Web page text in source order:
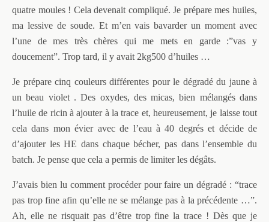
quatre moules ! Cela devenait compliqué. Je prépare mes huiles,
ma lessive de soude. Et m’en vais bavarder un moment avec
l’une de mes très chères qui me mets en garde :”vas y
doucement”. Trop tard, il y avait 2kg500 d’huiles …
Je prépare cinq couleurs différentes pour le dégradé du jaune à
un beau violet . Des oxydes, des micas, bien mélangés dans
l’huile de ricin à ajouter à la trace et, heureusement, je laisse tout
cela dans mon évier avec de l’eau à 40 degrés et décide de
d’ajouter les HE dans chaque bécher, pas dans l’ensemble du
batch. Je pense que cela a permis de limiter les dégâts.
J’avais bien lu comment procéder pour faire un dégradé : “trace
pas trop fine afin qu’elle ne se mélange pas à la précédente …”.
Ah, elle ne risquait pas d’être trop fine la trace ! Dès que je